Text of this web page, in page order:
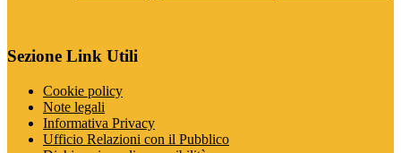
Sezione Link Utili
Cookie policy
Note legali
Informativa Privacy
Ufficio Relazioni con il Pubblico